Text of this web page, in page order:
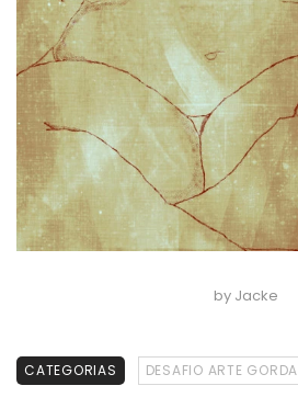
by Jacke
CATEGORIAS DESAFIO ARTE GORDA